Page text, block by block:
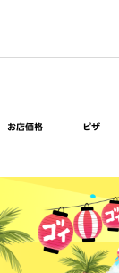
お店価格 ピザ